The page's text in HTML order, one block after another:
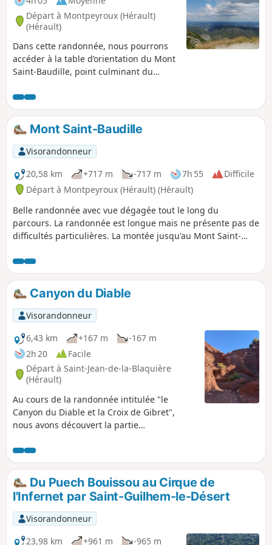
de Tourisme Saint-Guilhem – Vallée de l’Hérault sur la
praticabilité de l’itinéraire.
Départ à Montpeyroux (Hérault)
(Hérault)
Dans cette randonnée, nous pourrons
accéder à la table d’orientation du Mont
Saint-Baudille, point culminant du
aurons une vue imprenable sur l’un des
plus beaux panoramas du Languedoc
méditerranéen.
Mont Saint-Baudille
Visorandonneur
20,58 km
+717 m -717 m 7h 55
Difficile
Départ à Montpeyroux (Hérault) (Hérault)
Belle randonnée avec vue dégagée tout le long du
parcours. La randonnée est longue mais ne présente pas de
difficultés particulières. La montée jusqu'au Mont Saint-
Canyon du Diable
Visorandonneur
6,43 km
+167 m
-167 m
2h 20
Facile
Départ à Saint-Jean-de-la-Blaquière
(Hérault)
Au cours de la randonnée intitulée "le
Canyon du Diable et la Croix de Gibret",
nous avons découvert la partie
décrite aujourd'hui, qui présente un énorme
contraste de paysage, ne concerne que la
partie canyon. C'est un site géologique
exceptionnel que nous avons voulu faire
découvrir à nos amis sans refaire la longue
rando effectuée précédemment. Elle se
développe dans une formation géologique
très particulière appelée "ruffe" (terme
Du Puech Bouissou au Cirque de
l'Infernet par Saint-Guilhem-le-Désert
Visorandonneur
23,98 km
+961 m -965 m